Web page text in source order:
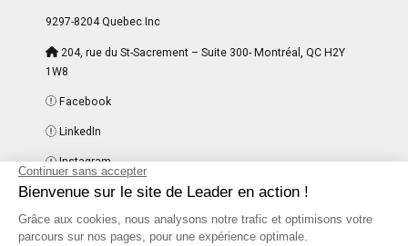
9297-8204 Quebec Inc
204, rue du St-Sacrement – Suite 300- Montréal, QC H2Y
1W8
Facebook
LinkedIn
Instagram